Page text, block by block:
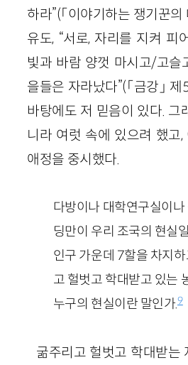
하라”(「이야기하는 쟁기꾼의
유도, “서로, 자리를 지켜 피
빛과 바람 양껏 마시고/고슬
을들은 자라났다”(「금강」
바탕에도 저 믿음이 있다. 그
니라 여럿 속에 있으려 했고,
애정을 중시했다.
다방이나 대학연구실이
딩만이 우리 조국의 현실
인구 가운데 7할을 차지하
고 헐벗고 학대받고 있는
누구의 현실이란 말인가.9
굶주리고 헐벗고 학대받는